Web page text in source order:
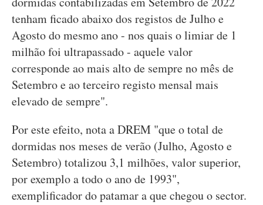
tenham ficado abaixo dos registos de Julho e
Agosto do mesmo ano - nos quais o limiar de 1
milhão foi ultrapassado - aquele valor
corresponde ao mais alto de sempre no mês de
Setembro e ao terceiro registo mensal mais
elevado de sempre".
Por este efeito, nota a DREM "que o total de
dormidas nos meses de verão (Julho, Agosto e
Setembro) totalizou 3,1 milhões, valor superior,
por exemplo a todo o ano de 1993",
exemplificador do patamar a que chegou o sector.